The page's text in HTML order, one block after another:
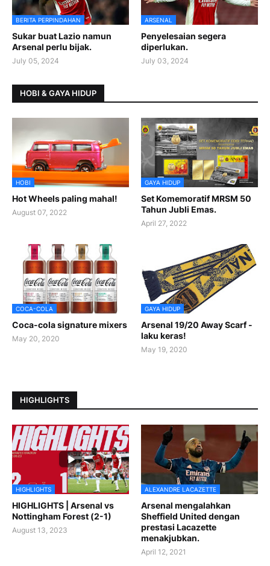
BERITA PERPINDAHAN
Sukar buat Lazio namun
Arsenal perlu bijak.
July 05, 2024
ARSENAL
Penyelesaian segera
diperlukan.
July 03, 2024
HOBI & GAYA HIDUP
HOBI
Hot Wheels paling mahal!
August 07, 2022
GAYA HIDUP
Set Komemoratif MRSM 50
Tahun Jubli Emas.
April 27, 2022
COCA-COLA
Coca-cola signature mixers
May 20, 2020
GAYA HIDUP
Arsenal 19/20 Away Scarf -
laku keras!
May 19, 2020
HIGHLIGHTS
HIGHLIGHTS
HIGHLIGHTS | Arsenal vs
Nottingham Forest (2-1)
August 13, 2023
ALEXANDRE LACAZETTE
Arsenal mengalahkan
Sheffield United dengan
prestasi Lacazette
menakjubkan.
April 12, 2021